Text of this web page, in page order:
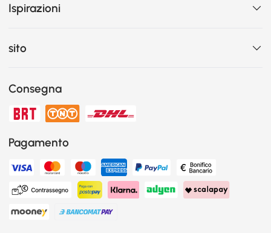
Ispirazioni
sito
Consegna
Pagamento